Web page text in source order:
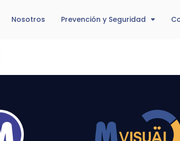
Nosotros Prevención y Seguridad